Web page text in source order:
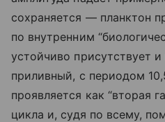
сохраняется — планктон
по внутренним
устойчиво присутствует
приливный, с периодом
проявляется как “вторая
цикла и, судя по всему,